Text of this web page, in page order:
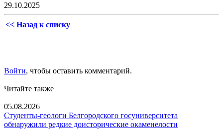
29.10.2025
<< Назад к списку
Войти, чтобы оставить комментарий.
Читайте также
05.08.2026
Студенты-геологи Белгородского госуниверситета
обнаружили редкие доисторические окаменелости